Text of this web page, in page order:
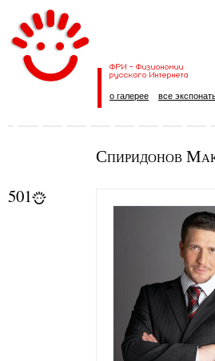
о галерее все
Спиридонов
501